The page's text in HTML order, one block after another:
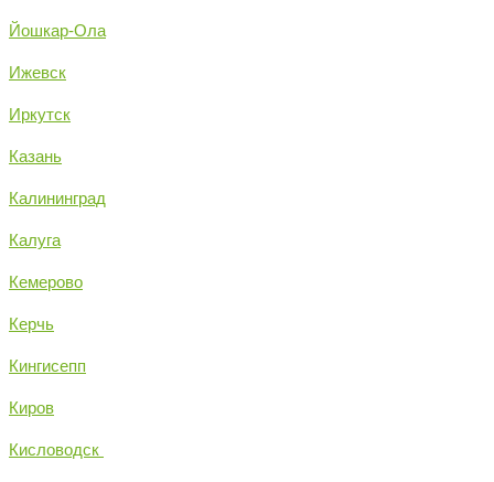
Йошкар-Ола
Ижевск
Иркутск
Казань
Калининград
Калуга
Кемерово
Керчь
Кингисепп
Киров
Кисловодск